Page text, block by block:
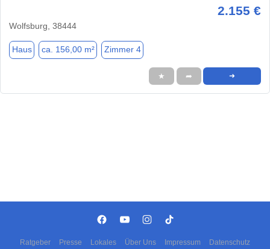
2.155 €
Wolfsburg, 38444
Haus ca. 156,00 m² Zimmer 4
★ ➦ ➜
Ratgeber Presse Lokales Über Uns Impressum Datenschutz